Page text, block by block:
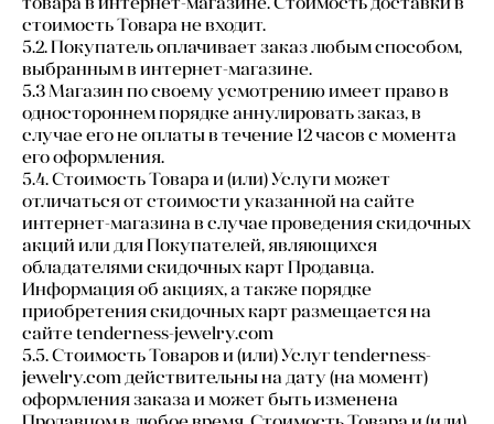
стоимость Товара не входит.
5.2. Покупатель оплачивает заказ любым способом,
выбранным в интернет-магазине.
5.3 Магазин по своему усмотрению имеет право в
одностороннем порядке аннулировать заказ, в
случае его не оплаты в течение 12 часов с момента
его оформления.
5.4. Стоимость Товара и (или) Услуги может
отличаться от стоимости указанной на сайте
интернет-магазина в случае проведения скидочных
акций или для Покупателей, являющихся
обладателями скидочных карт Продавца.
Информация об акциях, а также порядке
приобретения скидочных карт размещается на
сайте tenderness-jewelry.com
5.5. Стоимость Товаров и (или) Услуг tenderness-
jewelry.com действительны на дату (на момент)
оформления заказа и может быть изменена